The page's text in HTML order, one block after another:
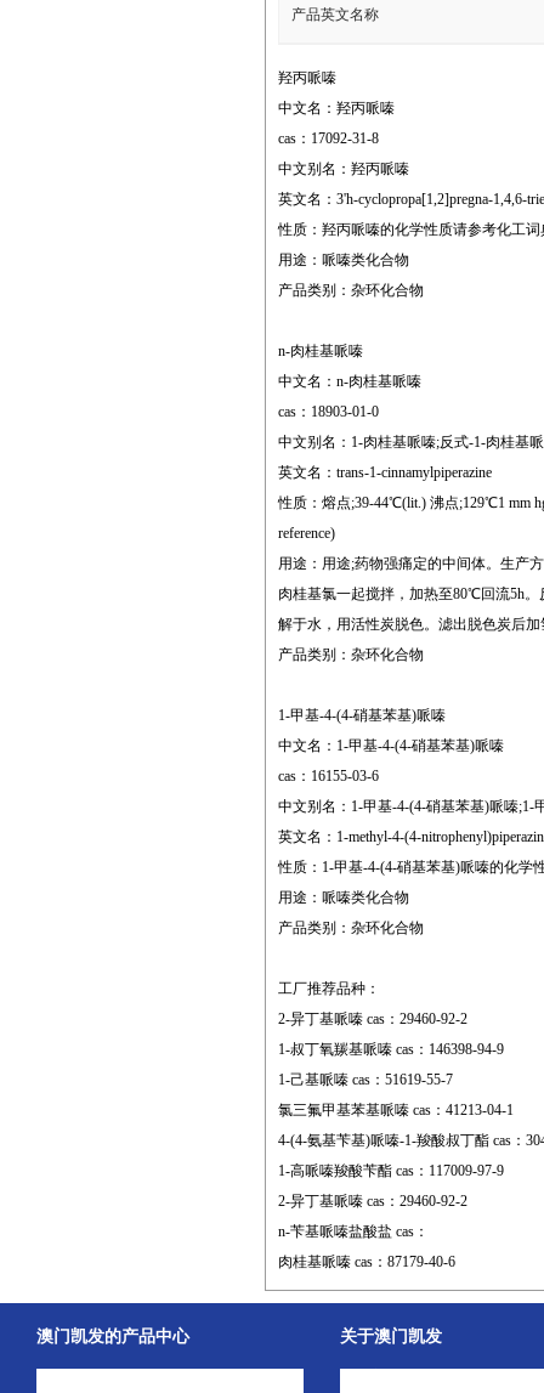
产品英文名称
羟丙哌嗪
中文名：羟丙哌嗪
cas：17092-31-8
中文别名：羟丙哌嗪
英文名：3'h-cyclopropa[1,2]pregna-1,4,6-
性质：羟丙哌嗪的化学性质请参考化工
用途：哌嗪类化合物
产品类别：杂环化合物
n-肉桂基哌嗪
中文名：n-肉桂基哌嗪
cas：18903-01-0
中文别名：1-肉桂基哌嗪;反式-1-肉桂基
英文名：trans-1-cinnamylpiperazine
性质：熔点;39-44℃(lit.) 沸点;129℃1 mm
reference)
用途：用途;药物强痛定的中间体。生产
肉桂基氯一起搅拌，加热至80℃回流5h
解于水，用活性炭脱色。滤出脱色炭后
产品类别：杂环化合物
1-甲基-4-(4-硝基苯基)哌嗪
中文名：1-甲基-4-(4-硝基苯基)哌嗪
cas：16155-03-6
中文别名：1-甲基-4-(4-硝基苯基)哌嗪;1-
英文名：1-methyl-4-(4-
性质：1-甲基-4-(4-硝基苯基)哌嗪的化学
用途：哌嗪类化合物
产品类别：杂环化合物
工厂推荐品种：
2-异丁基哌嗪 cas：29460-92-2
1-叔丁氧羰基哌嗪 cas：146398-94-9
1-己基哌嗪 cas：51619-55-7
氯三氟甲基苯基哌嗪 cas：41213-04-1
4-(4-氨基苄基)哌嗪-1-羧酸叔丁酯 cas：
1-高哌嗪羧酸苄酯 cas：117009-97-9
2-异丁基哌嗪 cas：29460-92-2
n-苄基哌嗪盐酸盐 cas：
肉桂基哌嗪 cas：87179-40-6
澳门凯发的产品中心 关于澳门凯发